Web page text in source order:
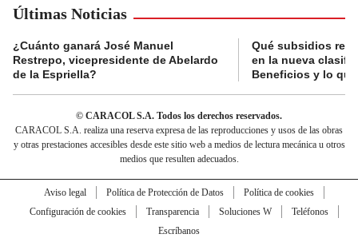
Últimas Noticias
¿Cuánto ganará José Manuel
Restrepo, vicepresidente de Abelardo
de la Espriella?
Qué subsidios
en la nueva
Beneficios y lo
© CARACOL S.A. Todos los derechos reservados.
CARACOL S.A. realiza una reserva expresa de las reproducciones y usos de las obras
y otras prestaciones accesibles desde este sitio web a medios de lectura mecánica u otros
medios que resulten adecuados.
Aviso legal Política de Protección de Datos
Política de cookies
Configuración de cookies
Transparencia Soluciones W
Teléfonos
Escríbanos